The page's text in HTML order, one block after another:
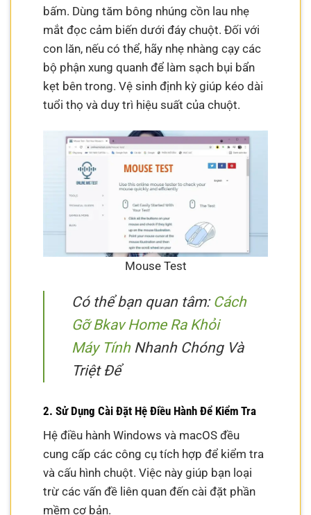
bấm. Dùng tăm bông nhúng cồn lau nhẹ
mắt đọc cảm biến dưới đáy chuột. Đối với
con lăn, nếu có thể, hãy nhẹ nhàng cạy các
bộ phận xung quanh để làm sạch bụi bẩn
kẹt bên trong. Vệ sinh định kỳ giúp kéo dài
tuổi thọ và duy trì hiệu suất của chuột.
Mouse Test
Có thể bạn quan tâm: Cách
Gỡ Bkav Home Ra Khỏi
Máy TínhNhanh Chóng Và
Triệt Để
2. Sử Dụng Cài Đặt Hệ Điều Hành Để Kiểm Tra
Hệ điều hành Windows và macOS đều
cung cấp các công cụ tích hợp để kiểm tra
và cấu hình chuột. Việc này giúp bạn loại
trừ các vấn đề liên quan đến cài đặt phần
mềm cơ bản.